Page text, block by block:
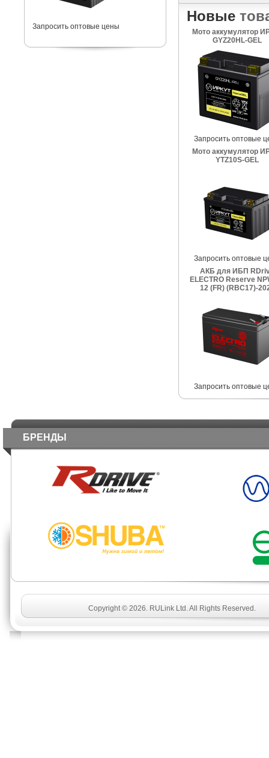
Запросить оптовые цены
Новые
Мото аккумулятор
GYZ20HL-GEL
Запросить оптовые
Мото аккумулятор
YTZ10S-GEL
Запросить оптовые
АКБ для ИБП
ELECTRO Reserve
12 (FR) (RBC17)-
Запросить оптовые
БРЕНДЫ
Copyright © 2026. RULink Ltd. All Rights Reserved.